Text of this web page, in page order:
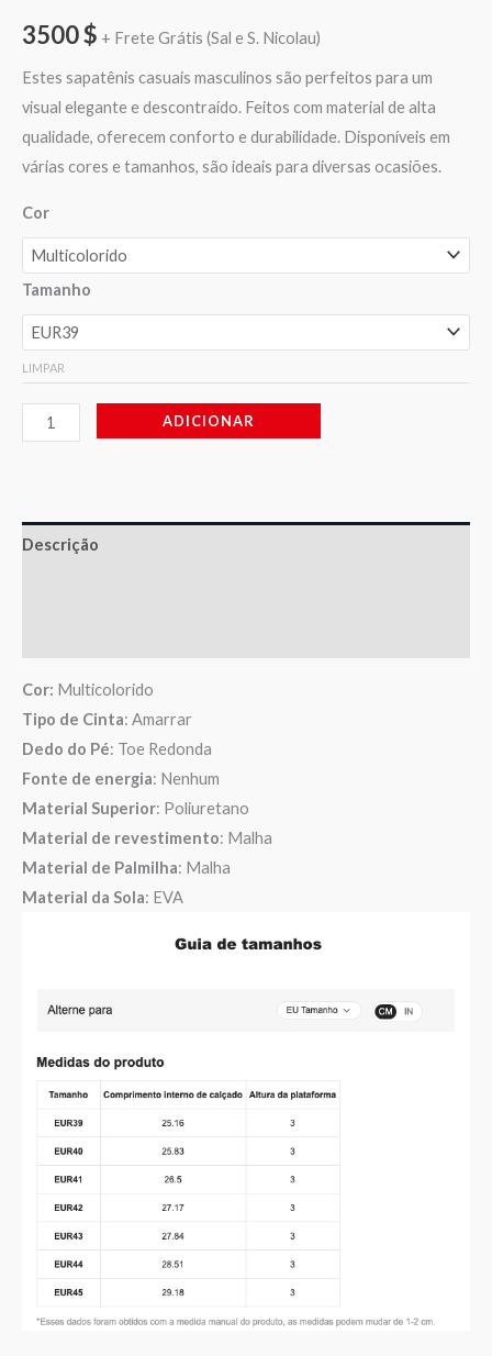
3500$ + Frete Grátis (Sal e S. Nicolau)
Estes sapatênis casuais masculinos são perfeitos para um
visual elegante e descontraído. Feitos com material de alta
qualidade, oferecem conforto e durabilidade. Disponíveis em
várias cores e tamanhos, são ideais para diversas ocasiões.
Cor
Tamanho
LIMPAR
ADICIONAR
Descrição
Cor: Multicolorido
Tipo de Cinta: Amarrar
Dedo do Pé: Toe Redonda
Fonte de energia: Nenhum
Material Superior: Poliuretano
Material de revestimento: Malha
Material de Palmilha: Malha
Material da Sola: EVA